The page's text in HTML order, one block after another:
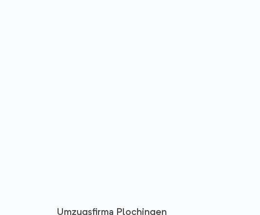
Umzugsfirma Plochingen